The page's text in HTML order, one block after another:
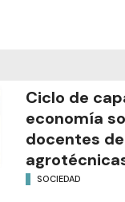
Ciclo de
economía
docentes
SOCIEDAD